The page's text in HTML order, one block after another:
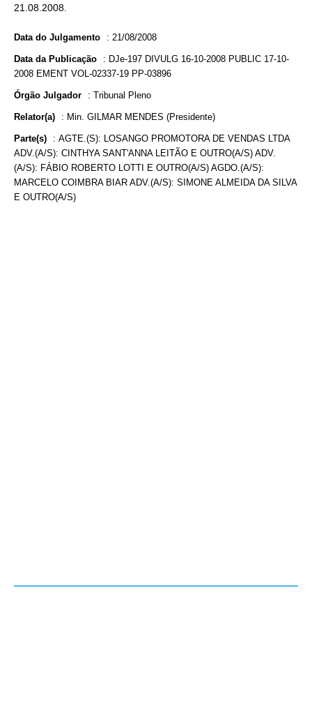
21.08.2008.
Data do Julgamento : 21/08/2008
Data da Publicação : DJe-197 DIVULG 16-10-2008 PUBLIC 17-10-
2008 EMENT VOL-02337-19 PP-03896
Órgão Julgador : Tribunal Pleno
Relator(a) : Min. GILMAR MENDES (Presidente)
Parte(s) : AGTE.(S): LOSANGO PROMOTORA DE VENDAS LTDA
ADV.(A/S): CINTHYA SANT'ANNA LEITÃO E OUTRO(A/S) ADV.
(A/S): FÁBIO ROBERTO LOTTI E OUTRO(A/S) AGDO.(A/S):
MARCELO COIMBRA BIAR ADV.(A/S): SIMONE ALMEIDA DA SILVA
E OUTRO(A/S)